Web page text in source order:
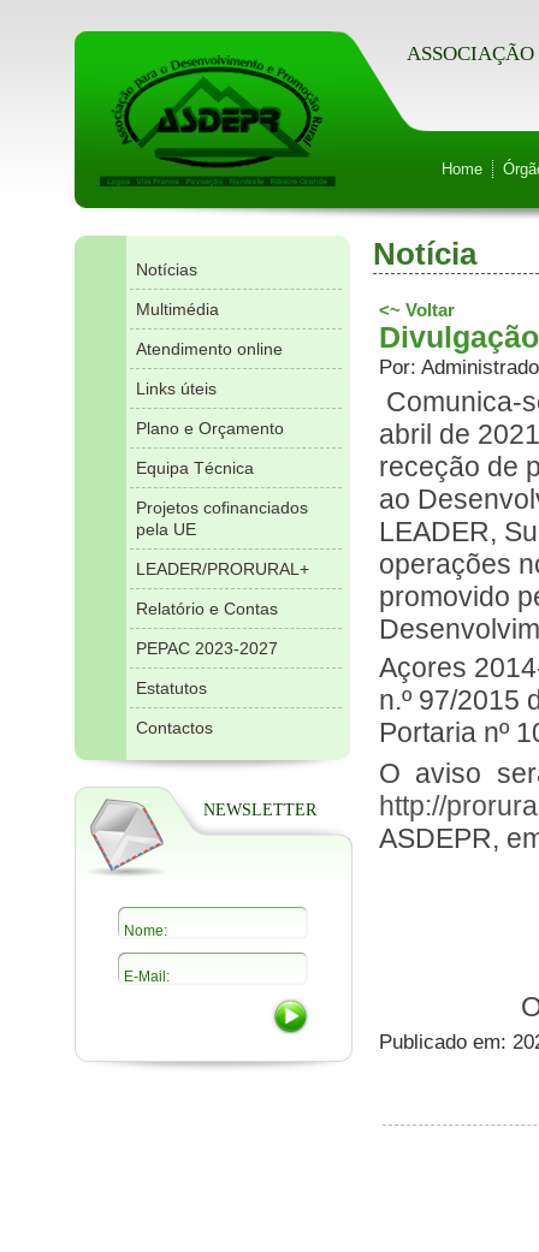
Home
Notícias
Multimédia
Atendimento online
Links úteis
Plano e Orçamento
Equipa Técnica
Projetos cofinanciados
pela UE
LEADER/PRORURAL+
Relatório e Contas
PEPAC 2023-2027
Estatutos
Contactos
NEWSLETTER
Notícia
<~ Voltar
Por:
Comunica-
abril de
receção de
ao
LEADER,
operações
promovido
Açores
n.º 97/2015
Portaria nº
O aviso
http://
ASDEPR,
Publicado em: